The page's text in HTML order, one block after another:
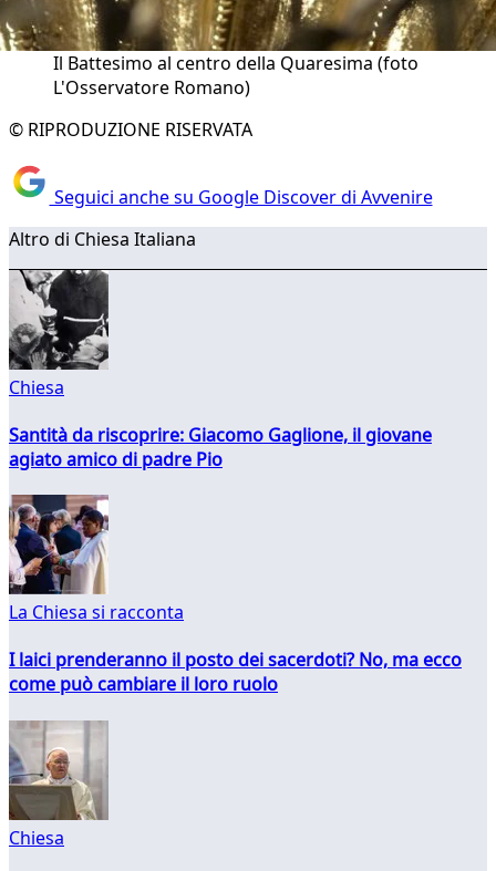
Il Battesimo al centro della Quaresima (foto
L'Osservatore Romano)
© RIPRODUZIONE RISERVATA
Seguici anche su Google Discover di Avvenire
Altro di Chiesa Italiana
Chiesa
Santità da riscoprire: Giacomo Gaglione, il giovane
agiato amico di padre Pio
La Chiesa si racconta
I laici prenderanno il posto dei sacerdoti? No, ma ecco
come può cambiare il loro ruolo
Chiesa